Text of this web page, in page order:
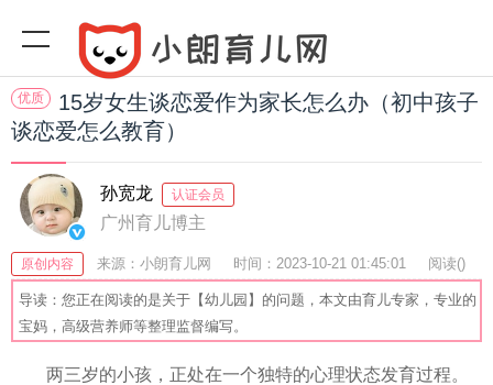
优质
15岁女生谈恋爱作为家长怎么办（初中孩子
谈恋爱怎么教育）
孙宽龙 认证会员
广州育儿博主
原创内容 来源：小朗育儿网 时间：2023-10-21 01:45:01 阅读()
收藏：31 分享：56 爆
导读：您正在阅读的是关于【幼儿园】的问题，本文由育儿专家，专业的
宝妈，高级营养师等整理监督编写。
两三岁的小孩，正处在一个独特的心理状态发育过程。